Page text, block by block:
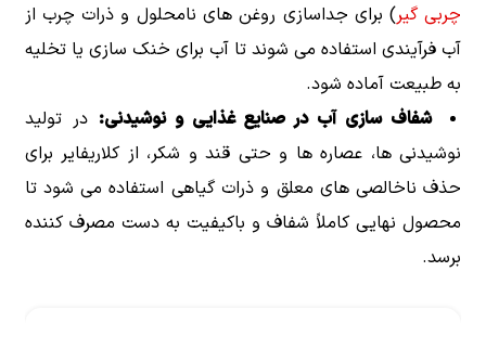
چربی گیر) برای جداسازی روغن های نامحلول و ذرات چرب از
آب فرآیندی استفاده می شوند تا آب برای خنک سازی یا تخلیه
به طبیعت آماده شود.
شفاف سازی آب در صنایع غذایی و نوشیدنی: در تولید
نوشیدنی ها، عصاره ها و حتی قند و شکر، از کلاریفایر برای
حذف ناخالصی های معلق و ذرات گیاهی استفاده می شود تا
محصول نهایی کاملاً شفاف و باکیفیت به دست مصرف کننده
برسد.